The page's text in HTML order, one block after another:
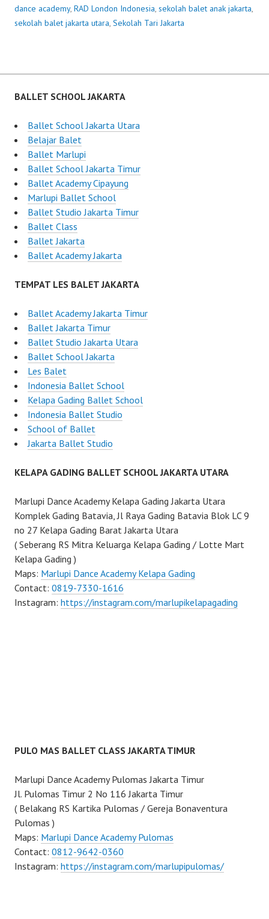
dance academy, RAD London Indonesia, sekolah balet anak jakarta,
sekolah balet jakarta utara, Sekolah Tari Jakarta
BALLET SCHOOL JAKARTA
Ballet School Jakarta Utara
Belajar Balet
Ballet Marlupi
Ballet School Jakarta Timur
Ballet Academy Cipayung
Marlupi Ballet School
Ballet Studio Jakarta Timur
Ballet Class
Ballet Jakarta
Ballet Academy Jakarta
TEMPAT LES BALET JAKARTA
Ballet Academy Jakarta Timur
Ballet Jakarta Timur
Ballet Studio Jakarta Utara
Ballet School Jakarta
Les Balet
Indonesia Ballet School
Kelapa Gading Ballet School
Indonesia Ballet Studio
School of Ballet
Jakarta Ballet Studio
KELAPA GADING BALLET SCHOOL JAKARTA UTARA
Marlupi Dance Academy Kelapa Gading Jakarta Utara
Komplek Gading Batavia, Jl Raya Gading Batavia Blok LC 9
no 27 Kelapa Gading Barat Jakarta Utara
( Seberang RS Mitra Keluarga Kelapa Gading / Lotte Mart
Kelapa Gading )
Maps: Marlupi Dance Academy Kelapa Gading
Contact: 0819-7330-1616
Instagram: https://instagram.com/marlupikelapagading
PULO MAS BALLET CLASS JAKARTA TIMUR
Marlupi Dance Academy Pulomas Jakarta Timur
Jl. Pulomas Timur 2 No 116 Jakarta Timur
( Belakang RS Kartika Pulomas / Gereja Bonaventura
Pulomas )
Maps: Marlupi Dance Academy Pulomas
Contact: 0812-9642-0360
Instagram: https://instagram.com/marlupipulomas/